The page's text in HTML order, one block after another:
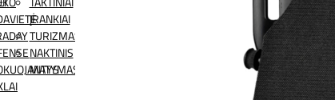
ĮRANKIAI
TURIZMAS
NAKTINIS
MATYMAS